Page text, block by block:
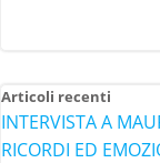
Articoli recenti
INTERVISTA A
RICORDI ED